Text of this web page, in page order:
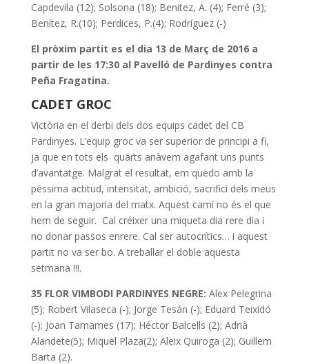
Capdevila (12); Solsona (18); Benitez, A. (4); Ferré (3);
Benítez, R.(10); Perdices, P.(4); Rodríguez (-)
El pròxim partit es el dia 13 de Març de 2016 a
partir de les 17:30 al Pavelló de Pardinyes contra
Peña Fragatina.
CADET GROC
Victòria en el derbi dels dos equips cadet del CB
Pardinyes. L’equip groc va ser superior de principi a fi,
ja que en tots els quarts anàvem agafant uns punts
d’avantatge. Malgrat el resultat, em quedo amb la
pèssima actitud, intensitat, ambició, sacrifici dels meus
en la gran majoria del matx. Aquest camí no és el que
hem de seguir. Cal créixer una miqueta dia rere dia i
no donar passos enrere. Cal ser autocrítics… i aquest
partit no va ser bo. A treballar el doble aquesta
setmana !!!.
35 FLOR VIMBODI PARDINYES NEGRE: Alex Pelegrina
(5); Robert Vilaseca (-); Jorge Tesán (-); Eduard Teixidó
(-); Joan Tamames (17); Héctor Balcells (2); Adrià
Alandete(5); Miquel Plaza(2); Aleix Quiroga (2); Guillem
Barta (2).